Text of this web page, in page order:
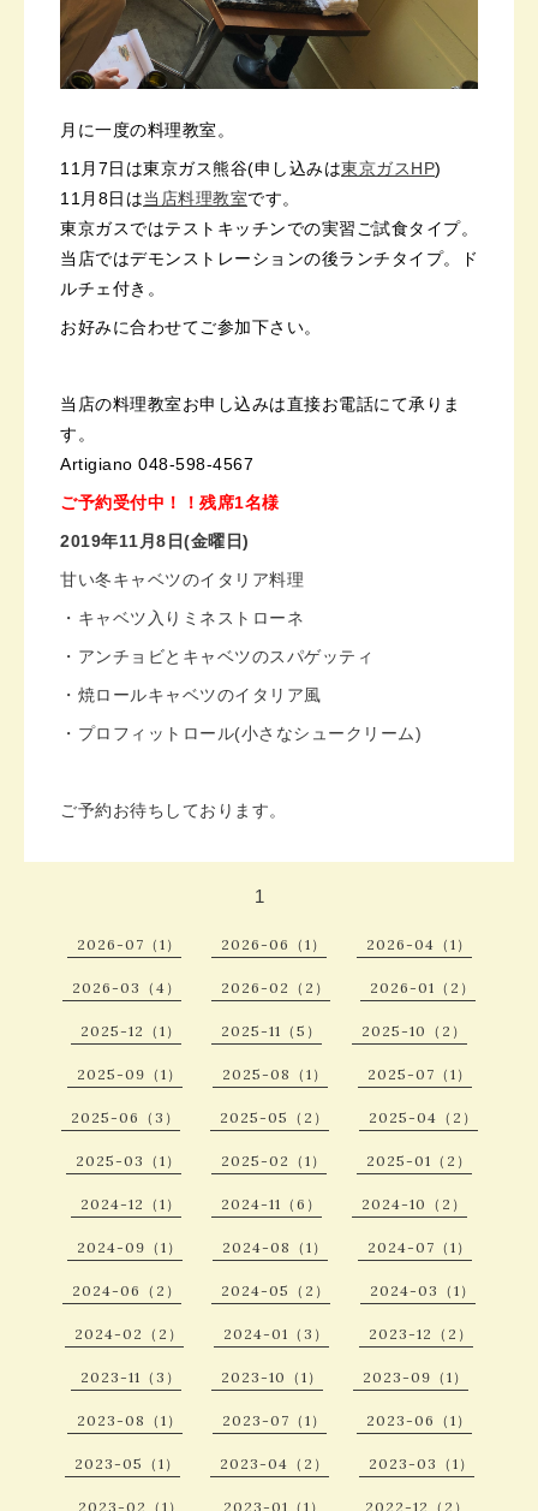
月に一度の料理教室。
11月7日は東京ガス熊谷(申し込みは東京ガスHP)
11月8日は当店料理教室です。
東京ガスではテストキッチンでの実習ご試食タイプ。
当店ではデモンストレーションの後ランチタイプ。ド
ルチェ付き。
お好みに合わせてご参加下さい。
当店の料理教室お申し込みは直接お電話にて承りま
す。
Artigiano 048-598-4567
ご予約受付中！！残席1名様
2019年11月8日(金曜日)
甘い冬キャベツのイタリア料理
・キャベツ入りミネストローネ
・アンチョビとキャベツのスパゲッティ
・焼ロールキャベツのイタリア風
・プロフィットロール(小さなシュークリーム)
ご予約お待ちしております。
1
2026-07（1） 2026-06（1） 2026-04（1）
2026-03（4） 2026-02（2） 2026-01（2）
2025-12（1） 2025-11（5） 2025-10（2）
2025-09（1） 2025-08（1） 2025-07（1）
2025-06（3） 2025-05（2） 2025-04（2）
2025-03（1） 2025-02（1） 2025-01（2）
2024-12（1） 2024-11（6） 2024-10（2）
2024-09（1） 2024-08（1） 2024-07（1）
2024-06（2） 2024-05（2） 2024-03（1）
2024-02（2） 2024-01（3） 2023-12（2）
2023-11（3） 2023-10（1） 2023-09（1）
2023-08（1） 2023-07（1） 2023-06（1）
2023-05（1） 2023-04（2） 2023-03（1）
2023-02（1） 2023-01（1） 2022-12（2）